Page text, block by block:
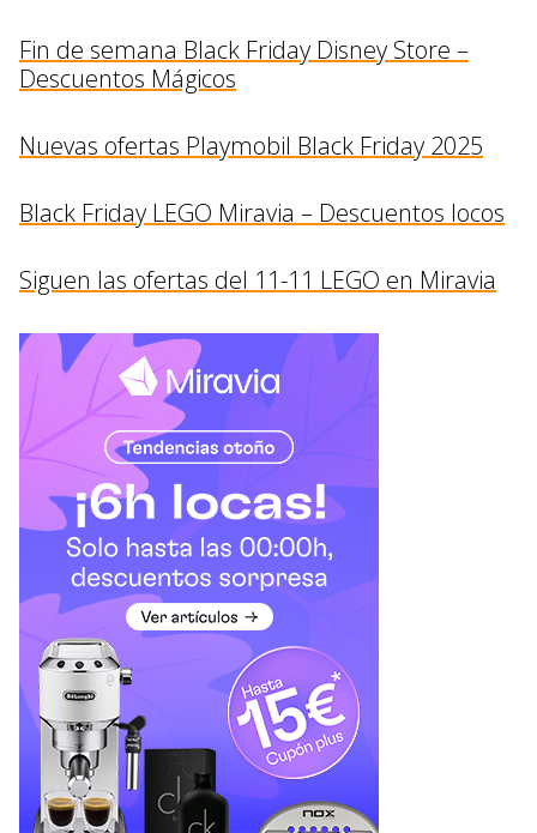
Fin de semana Black Friday Disney Store –
Descuentos Mágicos
Nuevas ofertas Playmobil Black Friday 2025
Black Friday LEGO Miravia – Descuentos locos
Siguen las ofertas del 11-11 LEGO en Miravia